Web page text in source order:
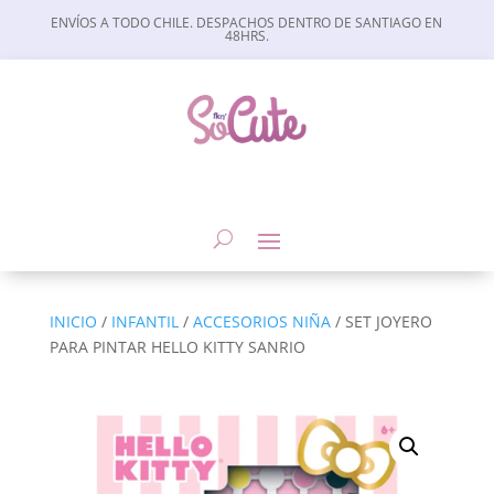
ENVÍOS A TODO CHILE. DESPACHOS DENTRO DE SANTIAGO EN
48HRS.
INICIO / INFANTIL / ACCESORIOS NIÑA/ SET JOYERO
PARA PINTAR HELLO KITTY SANRIO